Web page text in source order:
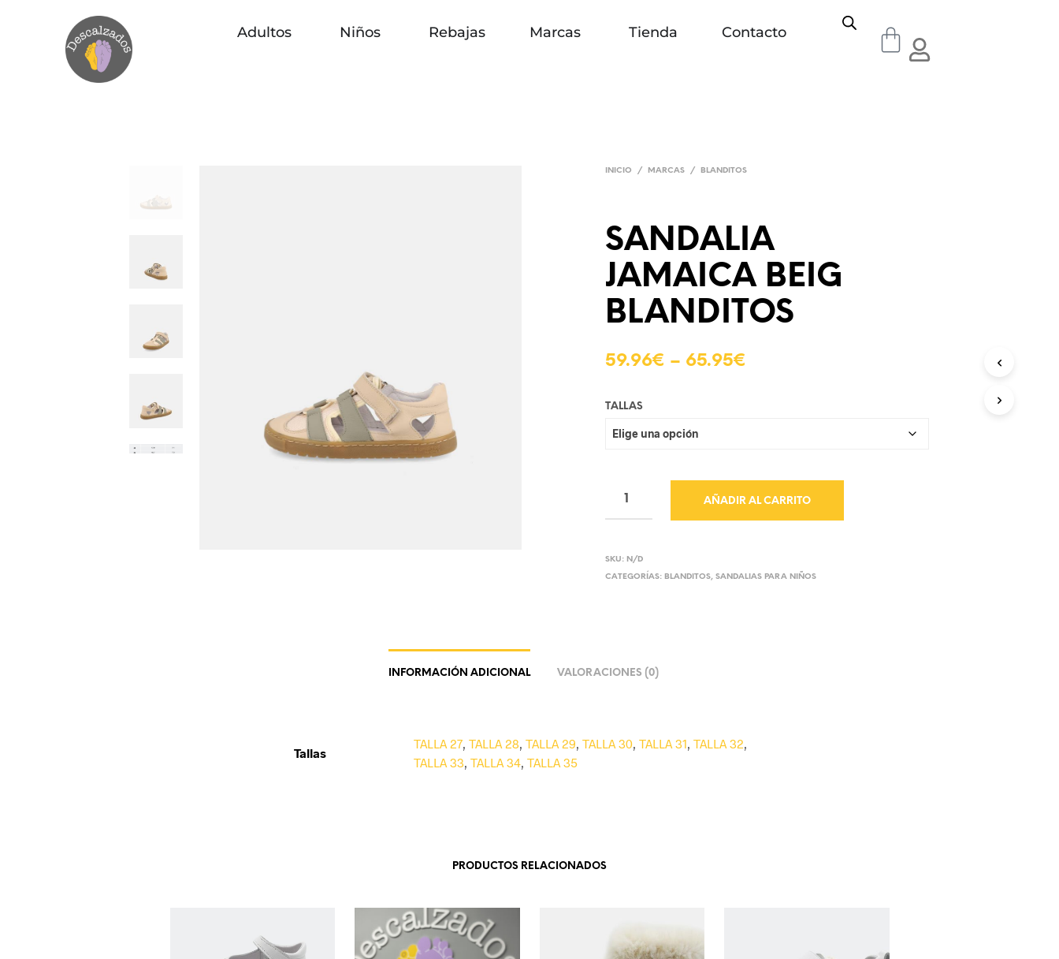
Adultos Niños Rebajas Marcas Tienda Contacto
INICIO / MARCAS / BLANDITOS
SANDALIA
JAMAICA BEIG
BLANDITOS
59.96€ – 65.95€
TALLAS
AÑADIR AL CARRITO
SKU: N/D
CATEGORÍAS: BLANDITOS,SANDALIAS PARA NIÑOS
INFORMACIÓN ADICIONAL VALORACIONES (0)
Tallas
TALLA 27 TALLA 28 TALLA 29 TALLA 30 TALLA 31 TALLA 32
TALLA 33 TALLA 34 TALLA 35
PRODUCTOS RELACIONADOS